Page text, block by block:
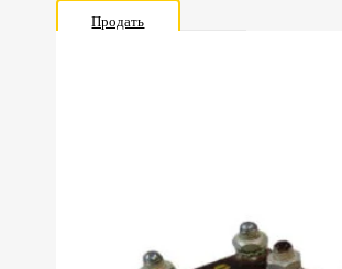
Продать